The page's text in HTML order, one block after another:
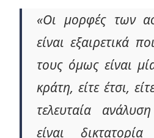
«Οι μορφές των
είναι εξαιρετικά
τους όμως είναι
κράτη, είτε έτσι,
τελευταία
είναι